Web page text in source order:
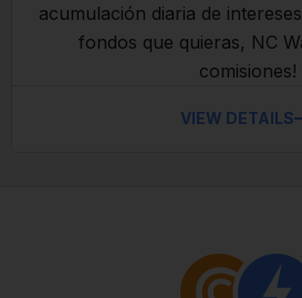
acumulación diaria de
fondos que quieras, NC
comisiones!
VIEW DETAILS